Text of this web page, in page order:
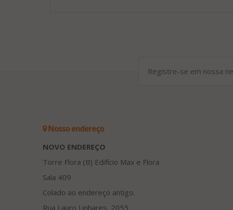
Nosso endereço
NOVO ENDEREÇO
Torre Flora (B) Edifício Max e Flora
Sala 409
Colado ao endereço antigo.
Rua Lauro Linhares, 2055